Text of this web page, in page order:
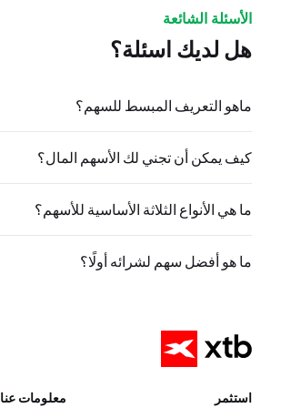
الأسئلة الشائعة
هل لديك اسئلة؟
ماهو التعريف المبسط للسهم؟
كيف يمكن أن تجني لك الأسهم المال؟
ما هي الأنواع الثلاثة الأساسية للأسهم؟
ما هو أفضل سهم لشرائه أولًا؟
استثمر معلومات عنا